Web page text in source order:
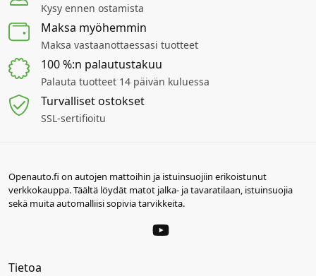
Kysy ennen ostamista
Maksa myöhemmin
Maksa vastaanottaessasi tuotteet
100 %:n palautustakuu
Palauta tuotteet 14 päivän kuluessa
Turvalliset ostokset
SSL-sertifioitu
Openauto.fi on autojen mattoihin ja istuinsuojiin erikoistunut
verkkokauppa. Täältä löydät matot jalka- ja tavaratilaan, istuinsuojia
sekä muita automalliisi sopivia tarvikkeita.
Tietoa